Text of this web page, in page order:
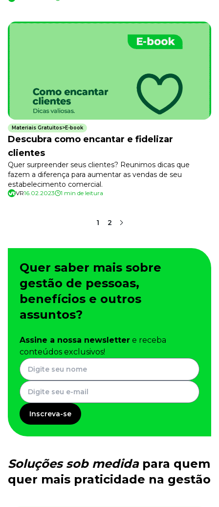
Materiais Gratuitos>E-book
Descubra como encantar e fidelizar
clientes
Quer surpreender seus clientes? Reunimos dicas que
fazem a diferença para aumentar as vendas de seu
estabelecimento comercial.
VR16.02.2023 1 min de leitura
1 2
Quer saber mais sobre
gestão de pessoas,
benefícios e outros
assuntos?
Assine a nossa newsletter e receba
conteúdos exclusivos!
Inscreva-se
Soluções sob medidapara quem
quer mais praticidade na gestão